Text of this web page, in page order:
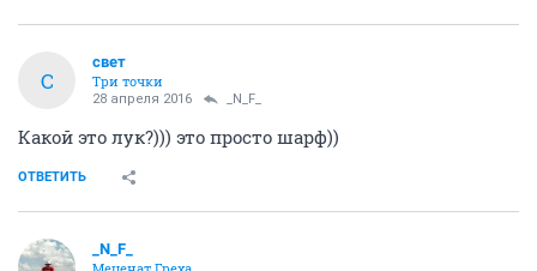
С
свет
Три точки
28 апреля 2016 _N_F_
Какой это лук?))) это просто шарф))
ОТВЕТИТЬ
_N_F_